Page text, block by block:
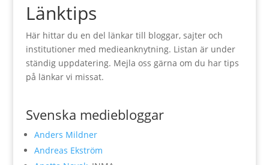
Länktips
Här hittar du en del länkar till bloggar, sajter och
institutioner med medieanknytning. Listan är under
ständig uppdatering. Mejla oss gärna om du har tips
på länkar vi missat.
Svenska mediebloggar
Anders Mildner
Andreas Ekström